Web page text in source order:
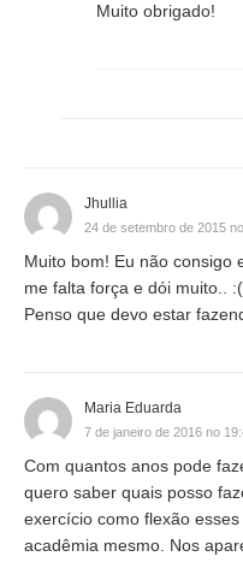
Muito obrigado!
Jhullia
24 de setembro de 2015
Muito bom! Eu não consigo
me falta força e dói muito.. :(
Penso que devo estar
Maria Eduarda
7 de janeiro de 2016 no
Com quantos anos pode
quero saber quais posso
exercício como flexão
acadêmia mesmo. Nos